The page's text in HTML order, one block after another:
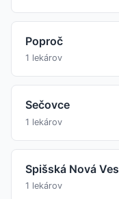
Poproč
1 lekárov
Sečovce
1 lekárov
Spišská Nová Ves
1 lekárov